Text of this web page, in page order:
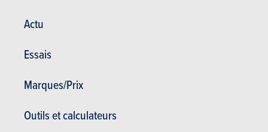
Actu
Essais
Marques/Prix
Outils et calculateurs
La taxe de circulation doit être payée tous les ans. Elle dépend soit de
d’une formule à plusieurs variables prenant en compte la norme
Calculez vos taxes de mise en circulation et de